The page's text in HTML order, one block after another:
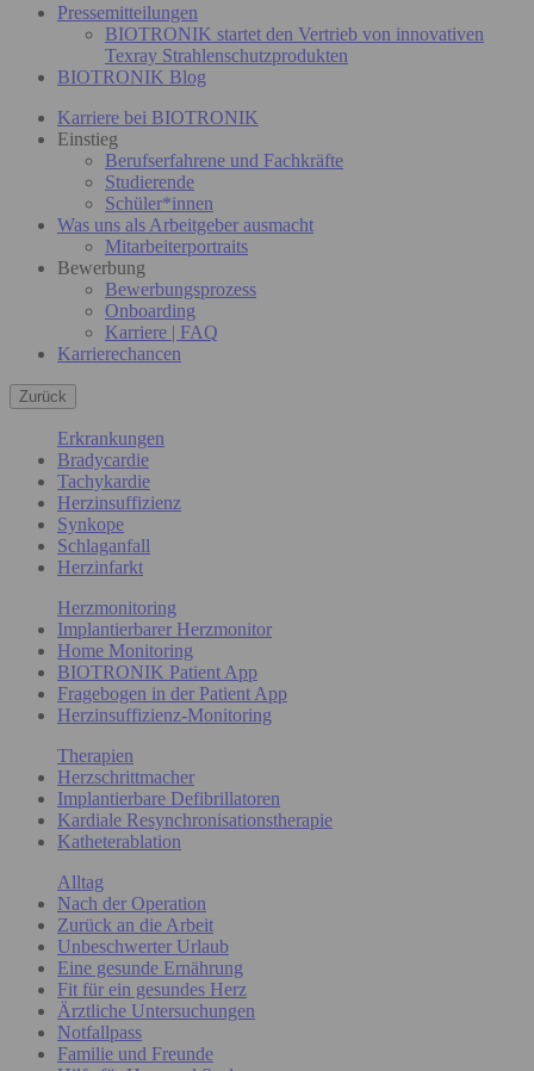
Pressemitteilungen
BIOTRONIK startet den Vertrieb von innovativen
Texray Strahlenschutzprodukten
BIOTRONIK Blog
Karriere bei BIOTRONIK
Einstieg
Berufserfahrene und Fachkräfte
Studierende
Schüler*innen
Was uns als Arbeitgeber ausmacht
Mitarbeiterportraits
Bewerbung
Bewerbungsprozess
Onboarding
Karriere | FAQ
Karrierechancen
Zurück
Erkrankungen
Bradycardie
Tachykardie
Herzinsuffizienz
Synkope
Schlaganfall
Herzinfarkt
Herzmonitoring
Implantierbarer Herzmonitor
Home Monitoring
BIOTRONIK Patient App
Fragebogen in der Patient App
Herzinsuffizienz-Monitoring
Therapien
Herzschrittmacher
Implantierbare Defibrillatoren
Kardiale Resynchronisationstherapie
Katheterablation
Alltag
Nach der Operation
Zurück an die Arbeit
Unbeschwerter Urlaub
Eine gesunde Ernährung
Fit für ein gesundes Herz
Ärztliche Untersuchungen
Notfallpass
Familie und Freunde